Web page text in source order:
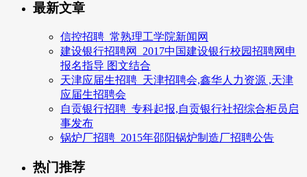
最新文章
信控招聘_常熟理工学院新闻网
建设银行招聘网_2017中国建设银行校园招聘网申
报名指导 图文结合
天津应届生招聘_天津招聘会,鑫华人力资源 ,天津
应届生招聘会
自贡银行招聘_专科起报,自贡银行社招综合柜员启
事发布
锅炉厂招聘_2015年邵阳锅炉制造厂招聘公告
热门推荐